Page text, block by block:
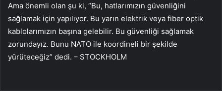
Ama önemli olan şu ki, “Bu, hatlarımızın güvenliğini
sağlamak için yapılıyor. Bu yarın elektrik veya fiber optik
kablolarımızın başına gelebilir. Bu güvenliği sağlamak
zorundayız. Bunu NATO ile koordineli bir şekilde
yürüteceğiz” dedi. – STOCKHOLM